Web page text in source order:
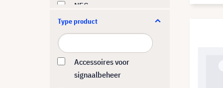
NEC
Optoma
Promethean
Samsung
Type product
Accessoires voor
signaalbeheer